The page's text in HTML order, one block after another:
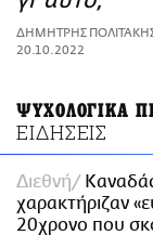
ΑΜΠΑ
PRINT
ΔΗΜΗΤΡΗΣ
20.10.2022
ΨΥΧΟΛΟΓΙΚΑ
ΕΙΔΗΣΕΙΣ
Διεθνή
χαρακτήριζαν
20χρονο που